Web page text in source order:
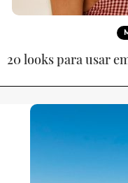
20 looks para usar